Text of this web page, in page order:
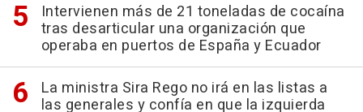
Intervienen más de 21 toneladas de cocaína
tras desarticular una organización que
operaba en puertos de España y Ecuador
La ministra Sira Rego no irá en las listas a
las generales y confía en que la izquierda